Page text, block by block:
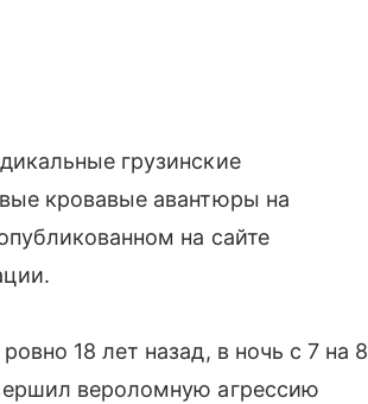
грузинские
кровавые авантюры на
на сайте
18 лет назад, в ночь с 7 на 8
вероломную агрессию